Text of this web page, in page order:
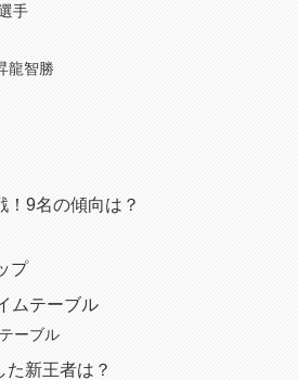
手
龍智勝
！9名の傾向は？
プ
ムテーブル
ーブル
た新王者は？